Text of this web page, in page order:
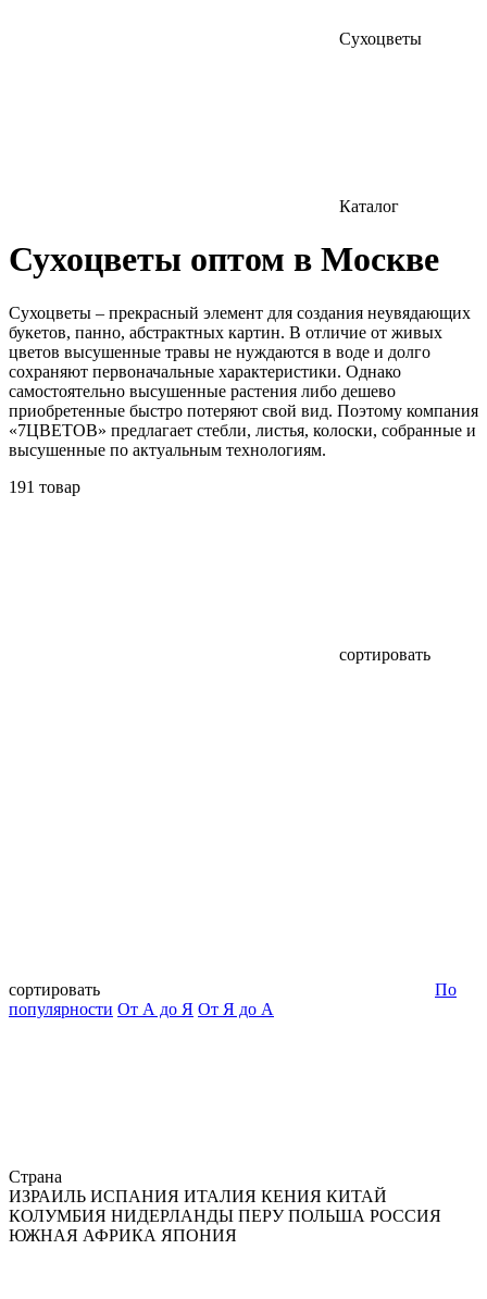
Сухоцветы
Каталог
Сухоцветы оптом в Москве
Сухоцветы – прекрасный элемент для создания неувядающих
букетов, панно, абстрактных картин. В отличие от живых
цветов высушенные травы не нуждаются в воде и долго
сохраняют первоначальные характеристики. Однако
самостоятельно высушенные растения либо дешево
приобретенные быстро потеряют свой вид. Поэтому компания
«7ЦВЕТОВ» предлагает стебли, листья, колоски, собранные и
высушенные по актуальным технологиям.
191 товар
сортировать
сортировать
По
популярности От А до Я От Я до А
Страна
ИЗРАИЛЬ ИСПАНИЯ ИТАЛИЯ КЕНИЯ КИТАЙ
КОЛУМБИЯ НИДЕРЛАНДЫ ПЕРУПОЛЬША РОССИЯ
ЮЖНАЯ АФРИКА ЯПОНИЯ